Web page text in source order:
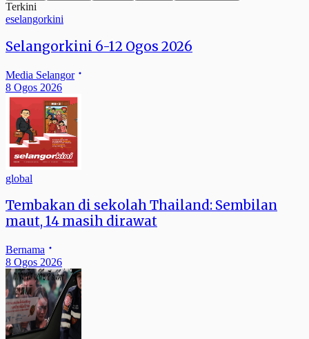
Terkini
eselangorkini
Selangorkini 6-12 Ogos 2026
Media Selangor
8 Ogos 2026
global
Tembakan di sekolah Thailand: Sembilan
maut, 14 masih dirawat
Bernama
8 Ogos 2026